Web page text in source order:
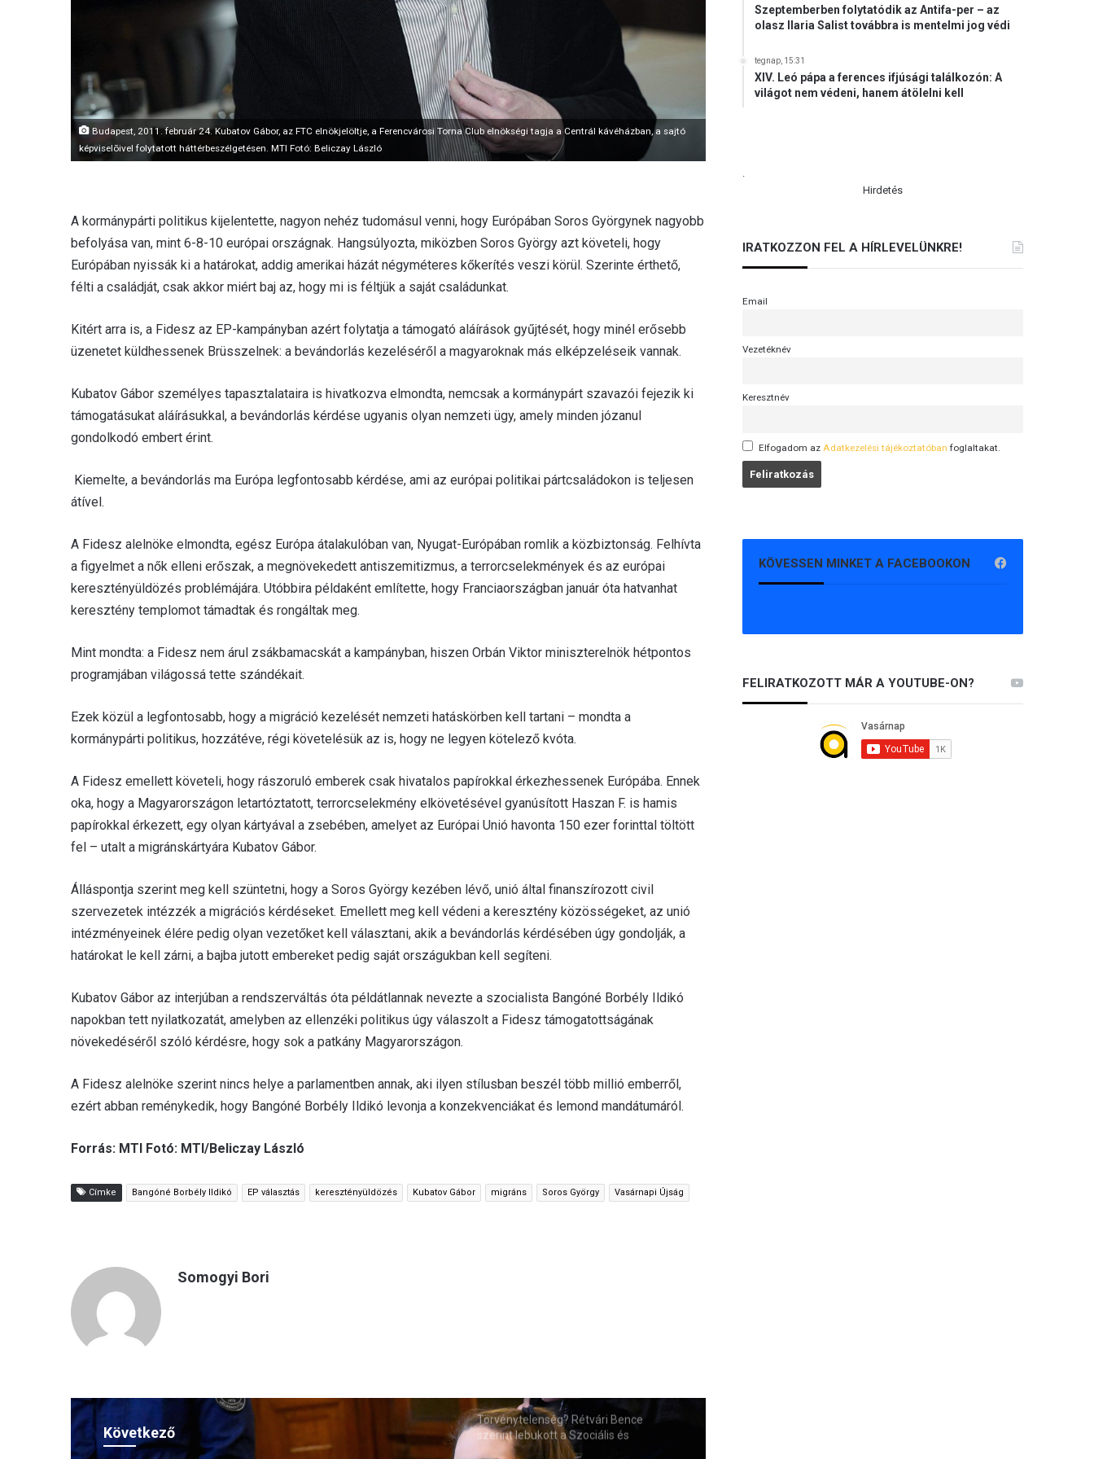
Budapest, 2011. február 24. Kubatov Gábor, az FTC elnökjelöltje, a Ferencvárosi Torna Club elnökségi tagja a Centrál kávéházban, a sajtó
képviselõivel folytatott háttérbeszélgetésen. MTI Fotó: Beliczay László
A kormánypárti politikus kijelentette, nagyon nehéz tudomásul venni, hogy Európában Soros Györgynek nagyobb
befolyása van, mint 6-8-10 európai országnak. Hangsúlyozta, miközben Soros György azt követeli, hogy
Európában nyissák ki a határokat, addig amerikai házát négyméteres kőkerítés veszi körül. Szerinte érthető,
félti a családját, csak akkor miért baj az, hogy mi is féltjük a saját családunkat.
Kitért arra is, a Fidesz az EP-kampányban azért folytatja a támogató aláírások gyűjtését, hogy minél erősebb
üzenetet küldhessenek Brüsszelnek: a bevándorlás kezeléséről a magyaroknak más elképzeléseik vannak.
Kubatov Gábor személyes tapasztalataira is hivatkozva elmondta, nemcsak a kormánypárt szavazói fejezik ki
támogatásukat aláírásukkal, a bevándorlás kérdése ugyanis olyan nemzeti ügy, amely minden józanul
gondolkodó embert érint.
Kiemelte, a bevándorlás ma Európa legfontosabb kérdése, ami az európai politikai pártcsaládokon is teljesen
átível.
A Fidesz alelnöke elmondta, egész Európa átalakulóban van, Nyugat-Európában romlik a közbiztonság. Felhívta
a figyelmet a nők elleni erőszak, a megnövekedett antiszemitizmus, a terrorcselekmények és az európai
keresztényüldözés problémájára. Utóbbira példaként említette, hogy Franciaországban január óta hatvanhat
keresztény templomot támadtak és rongáltak meg.
Mint mondta: a Fidesz nem árul zsákbamacskát a kampányban, hiszen Orbán Viktor miniszterelnök hétpontos
programjában világossá tette szándékait.
Ezek közül a legfontosabb, hogy a migráció kezelését nemzeti hatáskörben kell tartani – mondta a
kormánypárti politikus, hozzátéve, régi követelésük az is, hogy ne legyen kötelező kvóta.
A Fidesz emellett követeli, hogy rászoruló emberek csak hivatalos papírokkal érkezhessenek Európába. Ennek
oka, hogy a Magyarországon letartóztatott, terrorcselekmény elkövetésével gyanúsított Haszan F. is hamis
papírokkal érkezett, egy olyan kártyával a zsebében, amelyet az Európai Unió havonta 150 ezer forinttal töltött
fel – utalt a migránskártyára Kubatov Gábor.
Álláspontja szerint meg kell szüntetni, hogy a Soros György kezében lévő, unió által finanszírozott civil
szervezetek intézzék a migrációs kérdéseket. Emellett meg kell védeni a keresztény közösségeket, az unió
intézményeinek élére pedig olyan vezetőket kell választani, akik a bevándorlás kérdésében úgy gondolják, a
határokat le kell zárni, a bajba jutott embereket pedig saját országukban kell segíteni.
Kubatov Gábor az interjúban a rendszerváltás óta példátlannak nevezte a szocialista Bangóné Borbély Ildikó
napokban tett nyilatkozatát, amelyben az ellenzéki politikus úgy válaszolt a Fidesz támogatottságának
növekedéséről szóló kérdésre, hogy sok a patkány Magyarországon.
A Fidesz alelnöke szerint nincs helye a parlamentben annak, aki ilyen stílusban beszél több millió emberről,
ezért abban reménykedik, hogy Bangóné Borbély Ildikó levonja a konzekvenciákat és lemond mandátumáról.
Forrás: MTI Fotó: MTI/Beliczay László
Címke Bangóné Borbély Ildikó EP választás keresztényüldözés Kubatov Gábor migráns Soros György Vasárnapi Újság
Somogyi Bori
Következő
Törvénytelenség? Rétvári Bence
szerint lebukott a Szociális és
Családügyi Minisztérium
Szeptemberben folytatódik az Antifa-per – az
olasz Ilaria Salist továbbra is mentelmi jog védi
tegnap, 15:31
XIV. Leó pápa a ferences ifjúsági találkozón: A
világot nem védeni, hanem átölelni kell
.
Hirdetés
IRATKOZZON FEL A HÍRLEVELÜNKRE!
Email
Vezetéknév
Keresztnév
Elfogadom az Adatkezelési tájékoztatóban foglaltakat.
KÖVESSEN MINKET A FACEBOOKON
FELIRATKOZOTT MÁR A YOUTUBE-ON?